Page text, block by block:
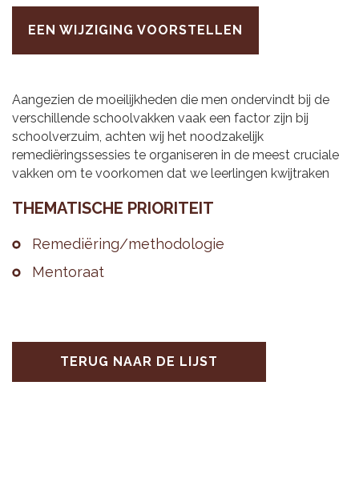
EEN WIJZIGING VOORSTELLEN
Aangezien de moeilijkheden die men ondervindt bij de
verschillende schoolvakken vaak een factor zijn bij
schoolverzuim, achten wij het noodzakelijk
remediëringssessies te organiseren in de meest cruciale
vakken om te voorkomen dat we leerlingen kwijtraken
THE­MA­TI­SCHE PRI­O­RI­TEIT
Re­me­diëring/me­tho­do­lo­gie
Men­to­raat
TERUG NAAR DE LIJST